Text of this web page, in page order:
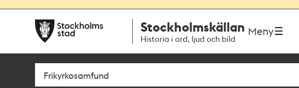
navigationen
huvudinnehållet
Stockholmskällan
Historia i ord, ljud och bild
Meny
Sök